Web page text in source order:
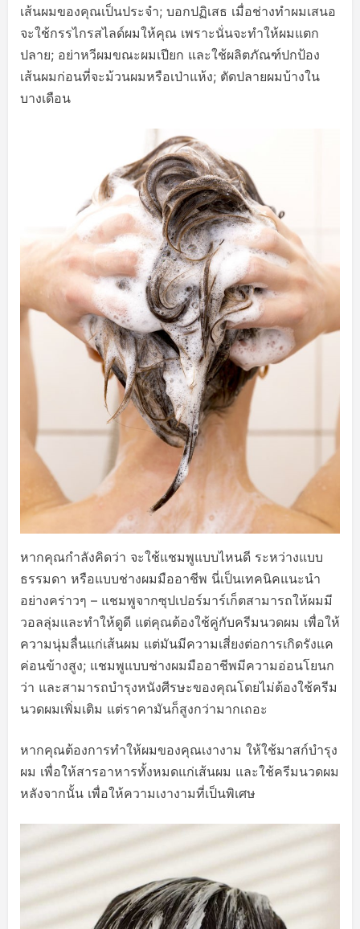
เส้นผมของคุณเป็นประจำ; บอกปฏิเสธ เมื่อช่างทำผมเสนอ
จะใช้กรรไกรสไลด์ผมให้คุณ เพราะนั่นจะทำให้ผมแตก
ปลาย; อย่าหวีผมขณะผมเปียก และใช้ผลิตภัณฑ์ปกป้อง
เส้นผมก่อนที่จะม้วนผมหรือเป่าแห้ง; ตัดปลายผมบ้างใน
บางเดือน
หากคุณกำลังคิดว่า จะใช้แชมพูแบบไหนดี ระหว่างแบบ
ธรรมดา หรือแบบช่างผมมืออาชีพ นี่เป็นเทคนิคแนะนำ
อย่างคร่าวๆ – แชมพูจากซุปเปอร์มาร์เก็ตสามารถให้ผมมี
วอลลุ่มและทำให้ดูดี แต่คุณต้องใช้คู่กับครีมนวดผม เพื่อให้
ความนุ่มลื่นแก่เส้นผม แต่มันมีความเสี่ยงต่อการเกิดรังแค
ค่อนข้างสูง; แชมพูแบบช่างผมมืออาชีพมีความอ่อนโยนก
ว่า และสามารถบำรุงหนังศีรษะของคุณโดยไม่ต้องใช้ครีม
นวดผมเพิ่มเติม แต่ราคามันก็สูงกว่ามากเถอะ
หากคุณต้องการทำให้ผมของคุณเงางาม ให้ใช้มาสก์บำรุง
ผม เพื่อให้สารอาหารทั้งหมดแก่เส้นผม และใช้ครีมนวดผม
หลังจากนั้น เพื่อให้ความเงางามที่เป็นพิเศษ